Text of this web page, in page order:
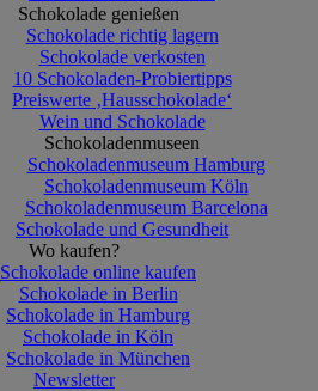
Schokolade genießen
Schokolade richtig lagern
Schokolade verkosten
10 Schokoladen-Probiertipps
Preiswerte ‚Hausschokolade‘
Wein und Schokolade
Schokoladenmuseen
Schokoladenmuseum Hamburg
Schokoladenmuseum Köln
Schokoladenmuseum Barcelona
Schokolade und Gesundheit
Wo kaufen?
Schokolade online kaufen
Schokolade in Berlin
Schokolade in Hamburg
Schokolade in Köln
Schokolade in München
Newsletter